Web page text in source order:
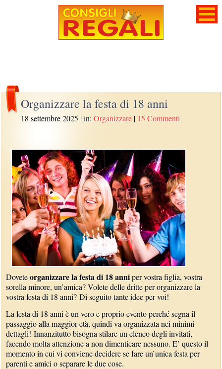
Organizzare la festa di 18 anni
18 settembre 2025 | in:Organizzare | 15 Commenti
Doveteorganizzare la festa di 18 anniper vostra figlia, vostra
sorella minore, un’amica? Volete delle dritte per organizzare la
vostra festa di 18 anni? Di seguito tante idee per voi!
La festa di 18 anni è un vero e proprio evento perché segna il
passaggio alla maggior età, quindi va organizzata nei minimi
dettagli! Innanzitutto bisogna stilare un elenco degli invitati,
facendo molta attenzione a non dimenticare nessuno. E’ questo il
momento in cui vi conviene decidere se fare un’unica festa per
parenti e amici o separare le due cose.